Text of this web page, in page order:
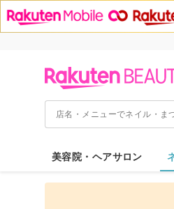
美容院・ヘアサロン